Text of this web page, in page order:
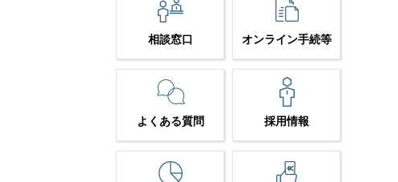
相談窓口 オンライン手続等
よくある質問 採用情報